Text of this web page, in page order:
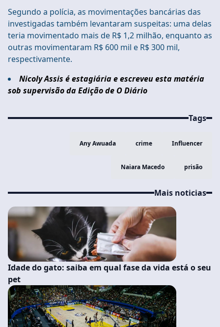
Segundo a polícia, as movimentações bancárias das
investigadas também levantaram suspeitas: uma delas
teria movimentado mais de R$ 1,2 milhão, enquanto as
outras movimentaram R$ 600 mil e R$ 300 mil,
respectivamente.
Nicoly Assis é estagiária e escreveu esta matéria
sob supervisão da Edição de O Diário
Tags
Any Awuada crime Influencer
Naiara Macedo prisão
Mais noticias
Idade do gato: saiba em qual fase da vida está o seu
pet